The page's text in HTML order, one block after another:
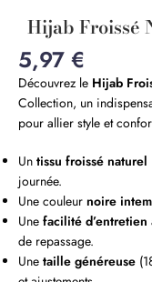
Hijab Froissé
5,97 €
Découvrez le Hijab
Collection, un
pour allier style et
Un tissu froissé naturel
journée.
Une couleur noire
Une facilité d’entretien
de repassage.
Une taille généreuse